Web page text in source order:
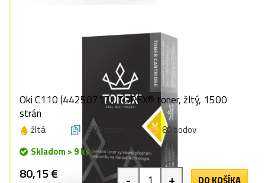
Oki C110 (44250717), TOREX® toner, žltý, 1500
strán
žltá 1500 strán
80 bodov
Skladom > 9 ks
80,15 € DO KOŠÍKA